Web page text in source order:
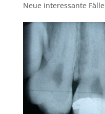
Neue interessante Fälle